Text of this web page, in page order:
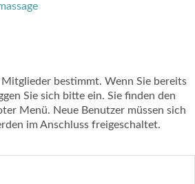
bestimmt. Wenn Sie bereits
Sie sich bitte ein. Sie finden den
Menü. Neue Benutzer müssen sich
im Anschluss freigeschaltet.